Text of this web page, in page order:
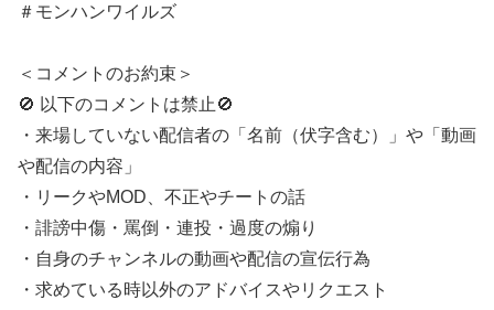
＃モンハンワイルズ
＜コメントのお約束＞
🚫 以下のコメントは禁止🚫
・来場していない配信者の「名前（伏字含む）」や「動画
や配信の内容」
・リークやMOD、不正やチートの話
・誹謗中傷・罵倒・連投・過度の煽り
・自身のチャンネルの動画や配信の宣伝行為
・求めている時以外のアドバイスやリクエスト